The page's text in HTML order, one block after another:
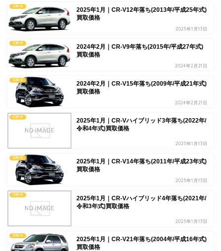
CR-V
2025年1月｜CR-V12年落ち(2013年/平成25年式)
買取価格
2025年1月13日
CR-V
2024年2月｜CR-V9年落ち(2015年/平成27年式)
買取価格
2024年2月21日
CR-V
2024年2月｜CR-V15年落ち(2009年/平成21年式)
買取価格
2024年2月21日
CR-V
2025年1月｜CR-Vハイブリッド3年落ち(2022年/
令和4年式)買取価格
2025年1月13日
CR-V
2025年1月｜CR-V14年落ち(2011年/平成23年式)
買取価格
2025年1月13日
CR-V
2025年1月｜CR-Vハイブリッド4年落ち(2021年/
令和3年式)買取価格
2025年1月13日
CR-V
2025年1月｜CR-V21年落ち(2004年/平成16年式)
買取価格